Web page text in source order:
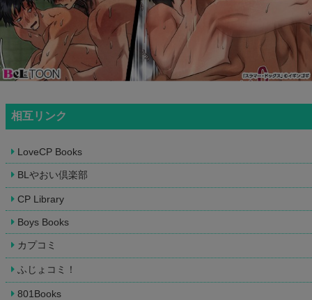
相互リンク
LoveCP Books
BLやおい倶楽部
CP Library
Boys Books
カプコミ
ふじょコミ！
801Books